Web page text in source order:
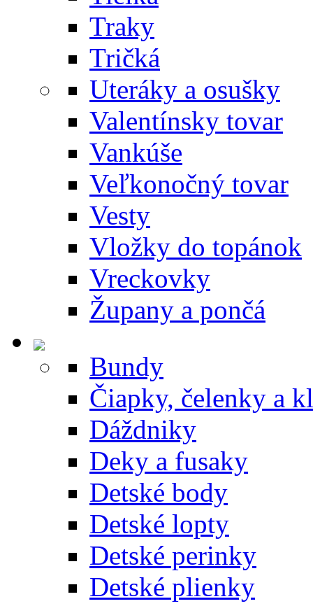
Traky
Tričká
Uteráky a osušky
Valentínsky tovar
Vankúše
Veľkonočný tovar
Vesty
Vložky do topánok
Vreckovky
Župany a pončá
Bundy
Čiapky, čelenky a
Dáždniky
Deky a fusaky
Detské body
Detské lopty
Detské perinky
Detské plienky